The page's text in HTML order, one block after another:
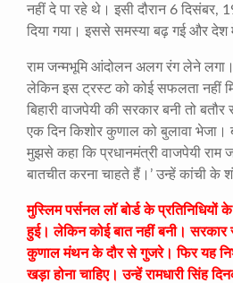
नहीं दे पा रहे थे। इसी दौरान 6 दिसंबर,
दिया गया। इससे समस्या बढ़ गई और देश
राम जन्मभूमि आंदोलन अलग रंग लेने लगा।
लेकिन इस ट्रस्ट को कोई सफलता नहीं
बिहारी वाजपेयी की सरकार बनी तो बतौर
एक दिन किशोर कुणाल को बुलावा भेजा।
मुझसे कहा कि प्रधानमंत्री वाजपेयी
बातचीत करना चाहते हैं।’ उन्हें कांची के
मुस्लिम पर्सनल लॉ बोर्ड के प्रतिनिधियों
हुई। लेकिन कोई बात नहीं बनी। सरकार
कुणाल मंथन के दौर से गुजरे। फिर यह
खड़ा होना चाहिए। उन्हें रामधारी सिंह